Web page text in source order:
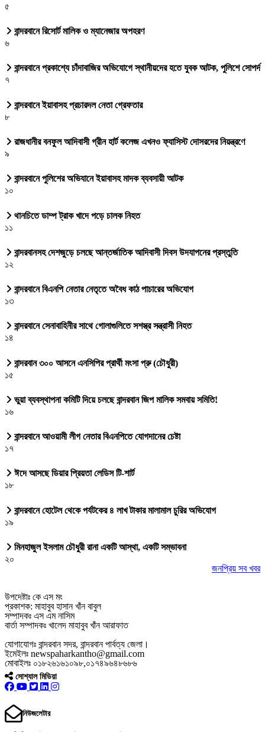
৫
বান্দরবানে রিসোর্ট মালিক ও ম্যানেজার অপহরণ
৬
বান্দরবানে প্রকাশ্যে চাঁদাবাজির অভিযোগে স্থানীয়দের হতে যুবক আটক, পুলিশে সোপর্দ
৭
বান্দরবানে ইয়াবাসহ প্রচারদল নেতা গ্রেফতার
৮
রাজধানীর বনফুল আদিবাসী গ্রীন হার্ট কলেজ এখনও ফ্যাসিস্ট দোসরদের নিয়ন্ত্রণে
৯
বান্দরবানে পুলিশের অভিযানে ইয়াবাসহ মাদক ব্যবসায়ী আটক
১০
থানচিতে ডাম্প ট্রাক খাদে পড়ে চালক নিহত
১১
বান্দরবানসহ দেশজুড়ে চলছে আন্তর্জাতিক আদিবাসী দিবস উদযাপনের প্রস্তুতি
১২
বান্দরবানে বিএনপি নেতার নেতৃতে অবৈধ কাঠ পাচারের অভিযোগ
১৩
বান্দরবানে সেনাবাহিনীর সাথে গোলাগুলিতে সশস্ত্র সন্ত্রাসী নিহত
১৪
বান্দরবান ৩০০ আসনে এনসিপির প্রার্থী মংসা প্রু (চৌধুরী)
১৫
ভুয়া ব্যবস্থাপনা কমিটি দিয়ে চলছে বান্দরবান জিপ মালিক সমবায় সমিতি!
১৬
বান্দরবানে আওয়ামী লীগ নেতার বিএনপিতে যোগদানের চেষ্টা
১৭
ঈদে আসছে ডিয়ার প্রিয়তা লেডিস টি-শার্ট
১৮
বান্দরবানে হোটেল থেকে পর্যটকের ৪ লাখ টাকার মালামাল চুরির অভিযোগ
১৯
মিনহাজুল ইসলাম চৌধুরী রানা একটি আস্থা, একটি সম্ভাবনা
২০
জনপ্রিয় সব খবর
উপদেষ্টাঃ কে এস মং
প্রকাশক: মাহাবুব হাসান খাঁন বাবুল
সম্পাদকঃ এস এম নাসিম
বার্তা সম্পাদকঃ খালেদ মাহাবুব খাঁন আরাফাত
যোগাযোগঃ বান্দরবান সদর, বান্দরবান পার্বত্য জেলা।
ইমেইলঃ newspaharkantho@gmail.com
মোবাইলঃ ০১৮২৬১৬১০৯৮,০১৭৪৯৬৪৮৬৮৬
সোশ্যাল মিডিয়া
নিউজলেটার